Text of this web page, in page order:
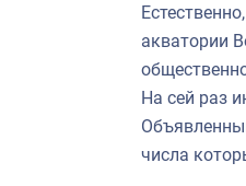
акватории
На сей раз
числа